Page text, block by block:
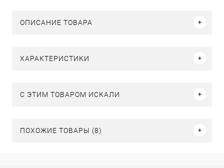
ОПИСАНИЕ ТОВАРА
ХАРАКТЕРИСТИКИ
C ЭТИМ ТОВАРОМ ИСКАЛИ
ПОХОЖИЕ ТОВАРЫ (8)